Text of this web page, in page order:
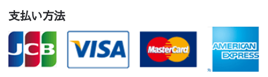
支払い方法